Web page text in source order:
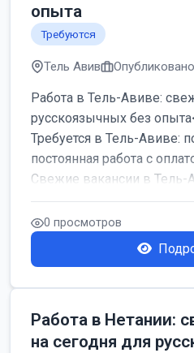
опыта
Требуются
Тель Авив
Работа в Тель-Авиве:
русскоязычных без
Требуется в Тель-Авиве:
постоянная работа с
Свежие вакансии в
женщин от хозя...
0 просмотров
Работа в Нетании:
на сегодня для